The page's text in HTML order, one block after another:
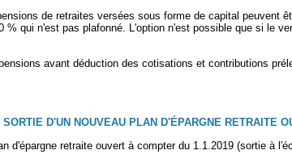
de retraites versées sous forme de capital
% qui n'est pas plafonné. L'option n'est possible que si le
avant déduction des cotisations et contributions
D'UN NOUVEAU PLAN D'ÉPARGNE RETRAITE
d'épargne retraite ouvert à compter du 1.1.2019 (sortie à